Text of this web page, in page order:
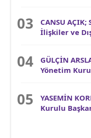
CANSU
İlişkiler ve
GÜLÇİN
Yönetim
YASEMİN
Kurulu